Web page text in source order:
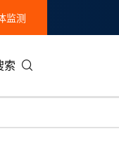
监测
索